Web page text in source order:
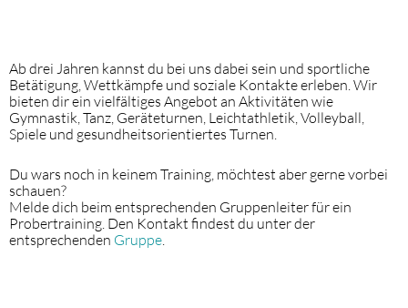
Ab drei Jahren kannst du bei uns dabei sein und sportliche
Betätigung, Wettkämpfe und soziale Kontakte erleben.Wir
bieten dir ein vielfältiges Angebot an Aktivitäten wie
Gymnastik, Tanz, Geräteturnen, Leichtathletik, Volleyball,
Spiele und gesundheitsorientiertes Turnen.
Du wars noch in keinem Training, möchtest aber gerne vorbei
schauen?
Melde dich beim entsprechenden Gruppenleiter für ein
Probertraining. Den Kontakt findest du unter der
entsprechenden Gruppe.